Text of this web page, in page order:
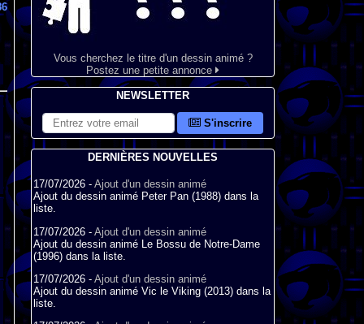
Vous cherchez le titre d'un dessin animé ?
Postez une petite annonce
NEWSLETTER
S'inscrire
DERNIÈRES NOUVELLES
17/07/2026 - Ajout d'un dessin animé
Ajout du dessin animé Peter Pan (1988) dans la
liste.
17/07/2026 - Ajout d'un dessin animé
Ajout du dessin animé Le Bossu de Notre-Dame
(1996) dans la liste.
17/07/2026 - Ajout d'un dessin animé
Ajout du dessin animé Vic le Viking (2013) dans la
liste.